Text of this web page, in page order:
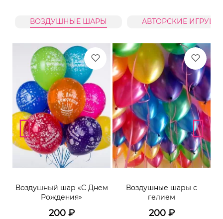
ВОЗДУШНЫЕ ШАРЫ АВТОРСКИЕ
Воздушный шар «С Днем
Рождения»
200₽
Воздушные шары с
гелием
200₽